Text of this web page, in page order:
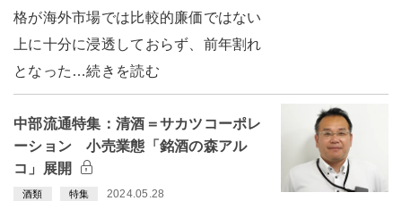
格が海外市場では比較的廉価ではない
上に十分に浸透しておらず、前年割れ
となった…続きを読む
中部流通特集：清酒＝サカツコーポレ
ーション 小売業態「銘酒の森アル
コ」展開
酒類 特集 2024.05.28